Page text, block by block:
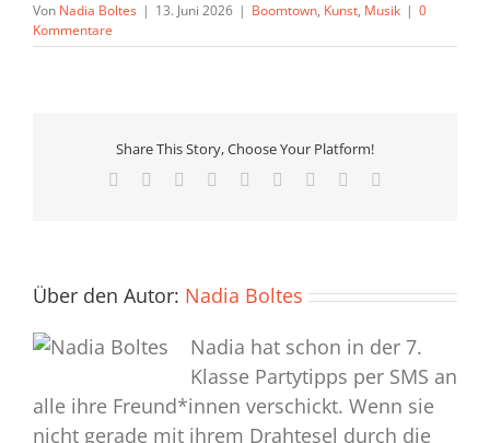
Von Nadia Boltes | 13. Juni 2026 | Boomtown, Kunst, Musik | 0
Kommentare
Share This Story, Choose Your Platform!
Facebook Reddit LinkedInWhatsApp
TumblrPinterest
Über den Autor: Nadia Boltes
Nadia hat schon in der 7.
Klasse Partytipps per SMS an
alle ihre Freund*innen verschickt. Wenn sie
nicht gerade mit ihrem Drahtesel durch die